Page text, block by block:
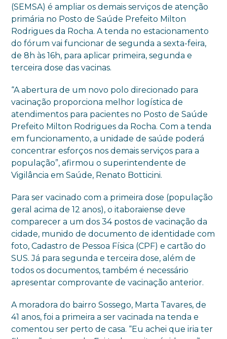
(SEMSA) é ampliar os demais serviços de atenção
primária no Posto de Saúde Prefeito Milton
Rodrigues da Rocha. A tenda no estacionamento
do fórum vai funcionar de segunda a sexta-feira,
de 8h às 16h, para aplicar primeira, segunda e
terceira dose das vacinas.
“A abertura de um novo polo direcionado para
vacinação proporciona melhor logística de
atendimentos para pacientes no Posto de Saúde
Prefeito Milton Rodrigues da Rocha. Com a tenda
em funcionamento, a unidade de saúde poderá
concentrar esforços nos demais serviços para a
população”, afirmou o superintendente de
Vigilância em Saúde, Renato Botticini.
Para ser vacinado com a primeira dose (população
geral acima de 12 anos), o itaboraiense deve
comparecer a um dos 34 postos de vacinação da
cidade, munido de documento de identidade com
foto, Cadastro de Pessoa Física (CPF) e cartão do
SUS. Já para segunda e terceira dose, além de
todos os documentos, também é necessário
apresentar comprovante de vacinação anterior.
A moradora do bairro Sossego, Marta Tavares, de
41 anos, foi a primeira a ser vacinada na tenda e
comentou ser perto de casa. “Eu achei que iria ter